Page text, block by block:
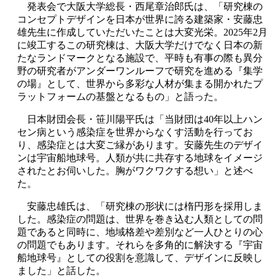
発表会で大阪大学総長・西尾章治郎氏は、「研究棟の
コンセプトデザインを日本が世界に誇る建築家・安藤忠
雄先生に作成していただいたことは大変光栄。2025年2月
に竣工するこの研究棟は、大阪大学だけでなく日本の新
たなランドマークとなる施設で、平時も有事の際も異分
野の研究者がアンダーワンルーフで研究を進める『集学
の場』として、世界から多彩な人材が集まる開かれたプ
ラットフォームの基盤となるもの」と語った。
日本財団会長・笹川陽平氏は「当財団は40年以上ハン
セン病という感染症を世界からなくす活動を行ってお
り、感染症とは大変ご縁があります。安藤先生のデザイ
ンは宇宙船地球号。人類が共に共存する地球をイメージ
されたとお伺いした。胸がワクワクする想い」と述べ
た。
安藤忠雄氏は、「研究棟の形状には楕円形を採用しま
した。感染症の問題は、世界を巻き込む人類としての問
題であると同時に、地域格差や差別など一人ひとりの心
の問題でもあります。それらを多角的に解決する『宇宙
船地球号』としての役割を意識して、デザインに反映し
ました」と話した。